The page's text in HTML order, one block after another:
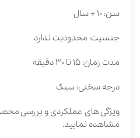
سن: 10 + سال
جنسیت: محدودیت ندارد
مدت زمان: 15 تا 30 دقیقه
درجه سختی: سبک
ویژگی های عملکردی و بررسی
مشاهده نمایید.